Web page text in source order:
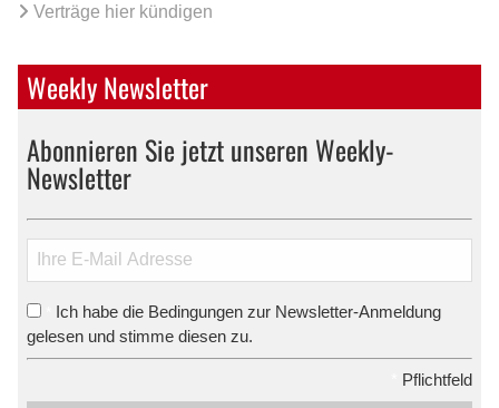
Verträge hier kündigen
Weekly Newsletter
Abonnieren Sie jetzt unseren Weekly-
Newsletter
Ich habe die Bedingungen zur Newsletter-Anmeldung
gelesen und stimme diesen zu.
Pflichtfeld